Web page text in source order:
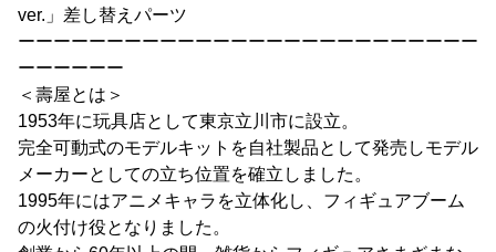
ver.」差し替えパーツ
ーーーーーーーーーーーーーーーーーーーーーーーーーー
ーーーーーー
＜壽屋とは＞
1953年に玩具店として東京立川市に設立。
完全可動式のモデルキットを自社製品として発売しモデル
メーカーとしての立ち位置を確立しました。
1995年にはアニメキャラを立体化し、フィギュアブーム
の火付け役となりました。